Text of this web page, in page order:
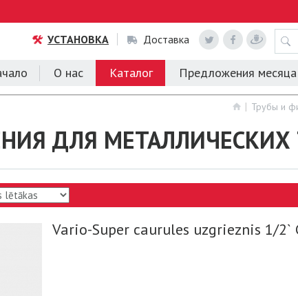
УСТАНОВКА Доставка
О нас Каталог Предложения месяца
Трубы и
ДЛЯ МЕТАЛЛИЧЕСКИХ
Vario-Super caurules uzgrieznis 1/2`